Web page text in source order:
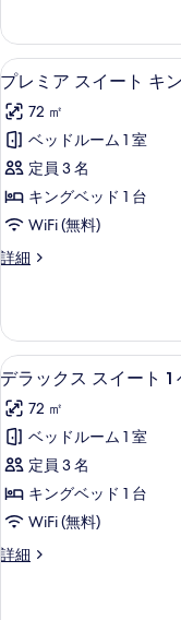
を
表
示
す
る
す
べ
て
の
写
真
を
表
示
る
の
詳
細
キ
ン
グ
ベ
ッ
ド
1
台
の
て
の
写
真
を
表
示
す
る
ス
ス
イ
ト
キ
ン
グ
ベ
ッ
ド
1
細
プ
レ
ミ
ア
ス
イ
ト
ン
グ
ベ
ッ
ド
1
台
の
す
9
プレミア スイート キ
72 ㎡
ベッドルーム 1 室
定員 3 名
キングベッド 1 台
WiFi (無料)
詳細
プ
ス
イ
ー
キ
ン
グ
ベ
ッ
ド
台
デ
ラ
ッ
ク
ス
ス
ー
8
デラックス スイート 1
72 ㎡
ベッドルーム 1 室
定員 3 名
キングベッド 1 台
WiFi (無料)
詳細
デ